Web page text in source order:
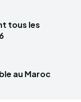
tous les
au Maroc